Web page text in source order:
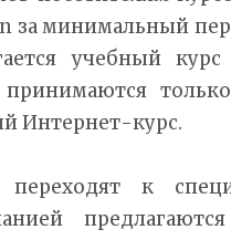
за минимальный
учебный
Интернет-курс.
к